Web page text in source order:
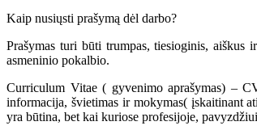
Kaip nusiųsti prašymą dėl darbo?
Prašymas turi būti trumpas, tiesioginis, aiškus
asmeninio pokalbio.
Curriculum Vitae ( gyvenimo aprašymas) –
informacija, švietimas ir mokymas( įskaitinant
yra būtina, bet kai kuriose profesijoje,